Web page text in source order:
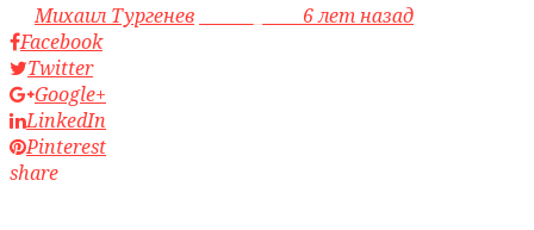
byМихаил Тургенев
6 лет назад
Facebook
Twitter
Google+
LinkedIn
Pinterest
share